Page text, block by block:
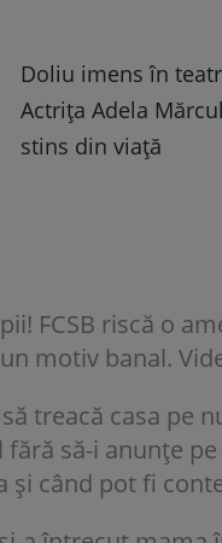
Doliu imens în
Actrița Adela
stins din viață
FCSB riscă o
motiv banal.
treacă casa pe
să-i anunțe pe
și când pot fi